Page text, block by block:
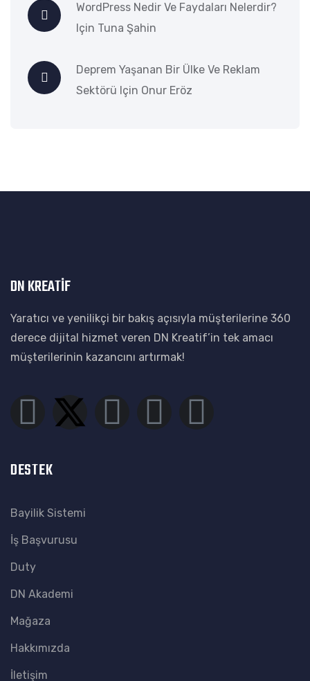
WordPress Nedir Ve Faydaları Nelerdir?
Için Tuna Şahin
Deprem Yaşanan Bir Ülke Ve Reklam
Sektörü Için Onur Eröz
DN KREATİF
Yaratıcı ve yenilikçi bir bakış açısıyla müşterilerine 360
derece dijital hizmet veren DN Kreatif’in tek amacı
müşterilerinin kazancını artırmak!
DESTEK
Bayilik Sistemi
İş Başvurusu
Duty
DN Akademi
Mağaza
Hakkımızda
İletişim